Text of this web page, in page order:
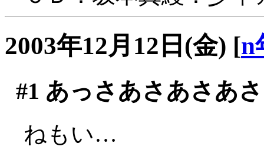
2003年12月12日(金) [n
#1 あっさあさあさあ
ねもい…